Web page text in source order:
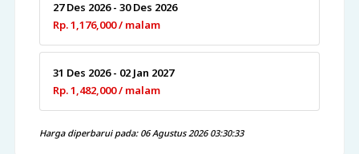
27 Des 2026 - 30 Des 2026
Rp. 1,176,000 / malam
31 Des 2026 - 02 Jan 2027
Rp. 1,482,000 / malam
Harga diperbarui pada: 06 Agustus 2026 03:30:33